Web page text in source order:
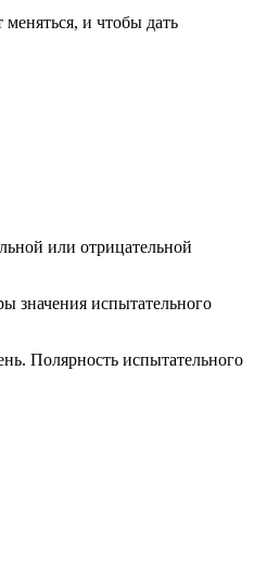
и чтобы дать
или отрицательной
значения испытательного
Полярность испытательного